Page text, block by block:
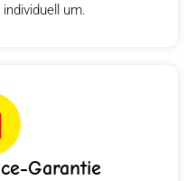
um.
Garantie